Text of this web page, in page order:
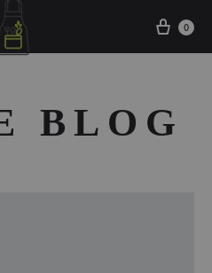
Cart
0
BLOG